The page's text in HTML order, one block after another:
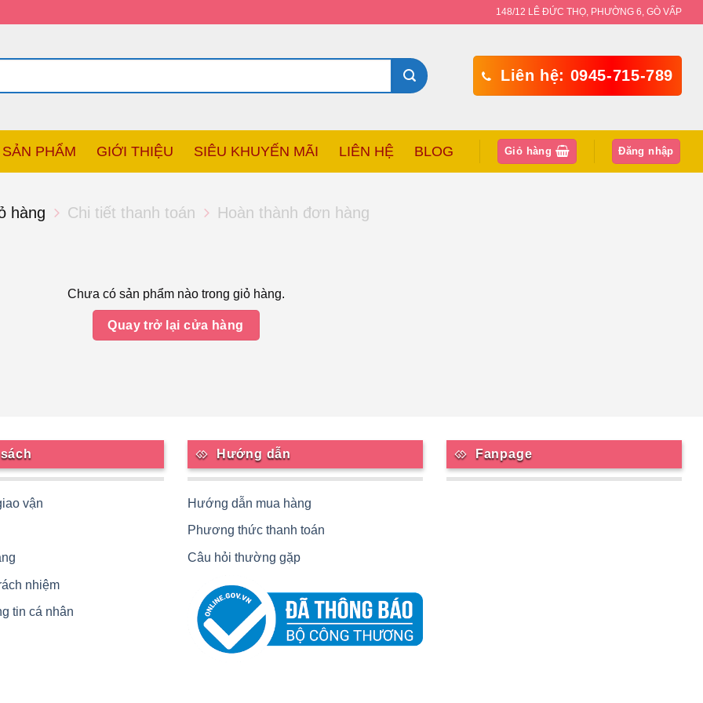
148/12 LÊ ĐỨC THỌ, PHƯỜNG 6, GÒ VẤP
Liên hệ: 0945-715-789
SẢN PHẨM GIỚI THIỆU SIÊU KHUYẾN MÃI LIÊN HỆ BLOG Giỏ hàng Đăng nhập
hàng Chi tiết thanh toán Hoàn thành đơn hàng
Chưa có sản phẩm nào trong giỏ hàng.
Quay trở lại cửa hàng
vận
nhiệm
tin cá nhân
Hướng dẫn
Hướng dẫn mua hàng
Phương thức thanh toán
Câu hỏi thường gặp
Fanpage